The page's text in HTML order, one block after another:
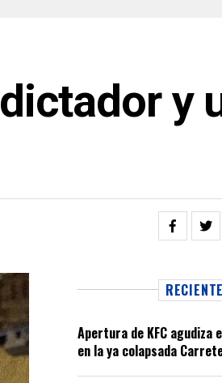
y
Apertura de KFC agudiza
en la ya colapsada